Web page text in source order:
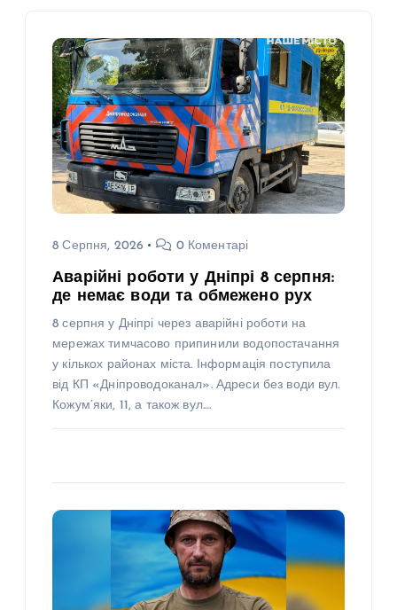
8 Серпня, 2026 0 Коментарі
Аварійні роботи у Дніпрі 8 серпня:
де немає води та обмежено рух
8 серпня у Дніпрі через аварійні роботи на
мережах тимчасово припинили водопостачання
у кількох районах міста. Інформація поступила
від КП «Дніпроводоканал». Адреси без води вул.
Кожум’яки, 11, а також вул.…